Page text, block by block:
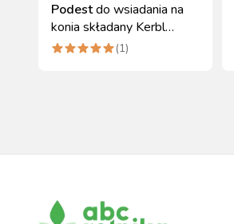
Podestdo wsiadania na
konia składany Kerbl
36x28x39 cm
(1)